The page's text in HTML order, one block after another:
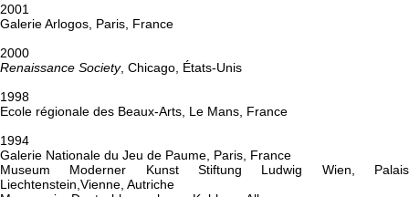
2001
Galerie Arlogos, Paris, France
2000
Renaissance Society, Chicago, États-Unis
1998
Ecole régionale des Beaux-Arts, Le Mans, France
1994
Galerie Nationale du Jeu de Paume, Paris, France
Museum Moderner Kunst Stiftung Ludwig Wien, Palais
Liechtenstein,Vienne, Autriche